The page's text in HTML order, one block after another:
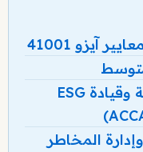
آيزو 41001
دورة تمويل الشركات والحوكمة وقيادة ESG
المخاطر